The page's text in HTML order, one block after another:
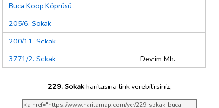
Buca Koop Köprüsü
205/6. Sokak
200/11. Sokak
3771/2. Sokak
Devrim Mh.
229. Sokakharitasına link verebilirsiniz;